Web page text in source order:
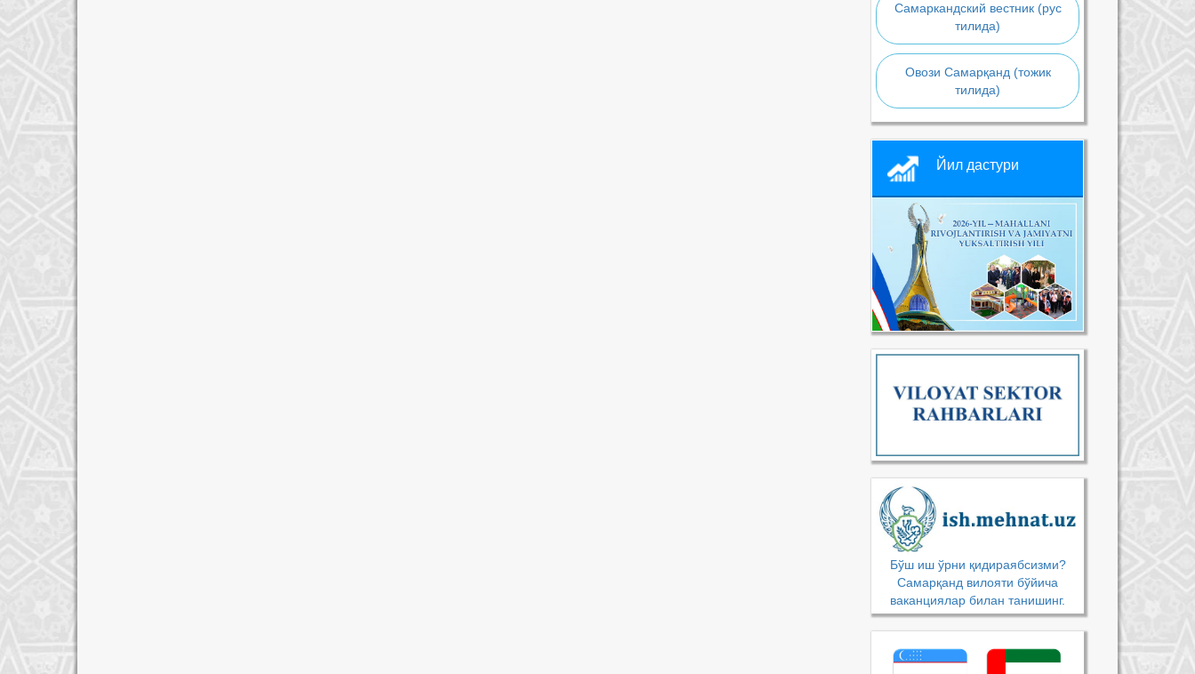
Самаркандский вестник (рус
тилида)
Овози Самарқанд (тожик
тилида)
Йил дастури
Бўш иш ўрни қидираябсизми?
Самарқанд вилояти бўйича
ваканциялар билан танишинг.